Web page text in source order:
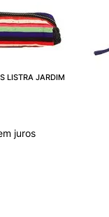
LISTRA JARDIM
juros